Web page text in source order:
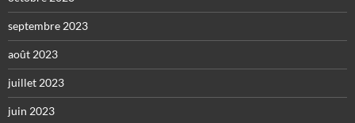
septembre 2023
août 2023
juillet 2023
juin 2023